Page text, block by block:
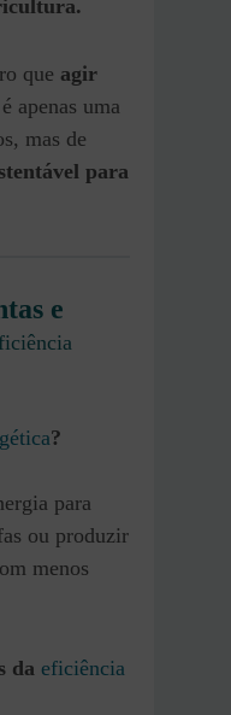
que agir
apenas uma
mas de
para
e
?
para
ou produzir
menos
da eficiência